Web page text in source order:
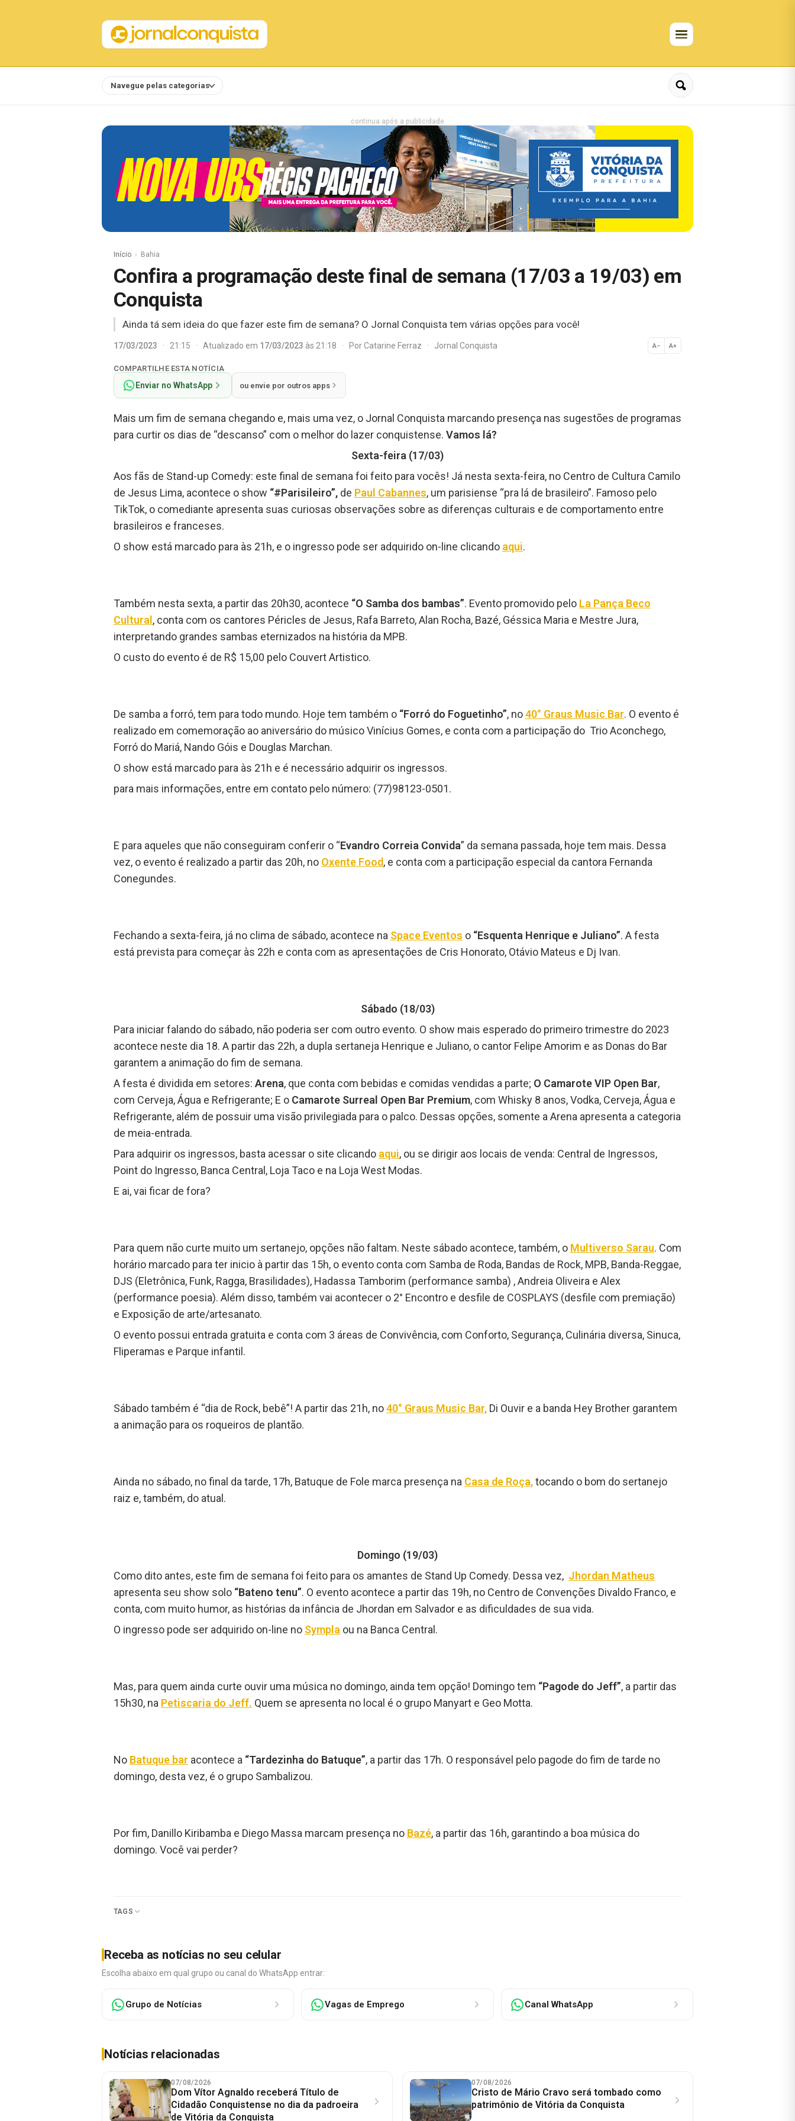
Navegue pelas categorias
continua após a publicidade
Início Bahia
Confira a programação deste final de semana (17/03 a 19/03) em
Conquista
Ainda tá sem ideia do que fazer este fim de semana? O Jornal Conquista tem várias opções para você!
17/03/2023 · 21:15 · Atualizado em 17/03/2023 às 21:18 · PorCatarine Ferraz · Jornal Conquista A− A+
Normal
COMPARTILHE ESTA NOTÍCIA
Enviar no WhatsApp ou envie por outros apps
Mais um fim de semana chegando e, mais uma vez, o Jornal Conquista marcando presença nas sugestões de programas
para curtir os dias de “descanso” com o melhor do lazer conquistense. Vamos lá?
Sexta-feira (17/03)
Aos fãs de Stand-up Comedy: este final de semana foi feito para vocês! Já nesta sexta-feira, no Centro de Cultura Camilo
de Jesus Lima, acontece o show “#Parisileiro”, de Paul Cabannes, um parisiense “pra lá de brasileiro”. Famoso pelo
TikTok, o comediante apresenta suas curiosas observações sobre as diferenças culturais e de comportamento entre
brasileiros e franceses.
O show está marcado para às 21h, e o ingresso pode ser adquirido on-line clicando aqui.
Também nesta sexta, a partir das 20h30, acontece “O Samba dos bambas”. Evento promovido pelo La Pança Beco
Cultural , conta com os cantores Péricles de Jesus, Rafa Barreto, Alan Rocha, Bazé, Géssica Maria e Mestre Jura,
interpretando grandes sambas eternizados na história da MPB.
O custo do evento é de R$ 15,00 pelo Couvert Artistico.
De samba a forró, tem para todo mundo. Hoje tem também o “Forró do Foguetinho”, no40° Graus Music Bar. O evento é
realizado em comemoração ao aniversário do músico Vinícius Gomes, e conta com a participação do Trio Aconchego,
Forró do Mariá, Nando Góis e Douglas Marchan.
O show está marcado para às 21h e é necessário adquirir os ingressos.
para mais informações, entre em contato pelo número: (77)98123-0501.
E para aqueles que não conseguiram conferir o “Evandro Correia Convida” da semana passada, hoje tem mais. Dessa
vez, o evento é realizado a partir das 20h, no Oxente Food, e conta com a participação especial da cantora Fernanda
Conegundes.
Fechando a sexta-feira, já no clima de sábado, acontece na Space Eventos o “Esquenta Henrique e Juliano”. A festa
está prevista para começar às 22h e conta com as apresentações de Cris Honorato, Otávio Mateus e Dj Ivan.
Sábado (18/03)
Para iniciar falando do sábado, não poderia ser com outro evento. O show mais esperado do primeiro trimestre do 2023
acontece neste dia 18. A partir das 22h, a dupla sertaneja Henrique e Juliano, o cantor Felipe Amorim e as Donas do Bar
garantem a animação do fim de semana.
A festa é dividida em setores: Arena, que conta com bebidas e comidas vendidas a parte; O Camarote VIP Open Bar,
com Cerveja, Água e Refrigerante; E o Camarote Surreal Open Bar Premium, com Whisky 8 anos, Vodka, Cerveja, Água e
Refrigerante, além de possuir uma visão privilegiada para o palco. Dessas opções, somente a Arena apresenta a categoria
de meia-entrada.
Para adquirir os ingressos, basta acessar o site clicando aqui, ou se dirigir aos locais de venda: Central de Ingressos,
Point do Ingresso, Banca Central, Loja Taco e na Loja West Modas.
E ai, vai ficar de fora?
Para quem não curte muito um sertanejo, opções não faltam. Neste sábado acontece, também, o Multiverso Sarau. Com
horário marcado para ter inicio à partir das 15h, o evento conta com Samba de Roda, Bandas de Rock, MPB, Banda-Reggae,
DJS (Eletrônica, Funk, Ragga, Brasilidades), Hadassa Tamborim (performance samba) , Andreia Oliveira e Alex
(performance poesia). Além disso, também vai acontecer o 2° Encontro e desfile de COSPLAYS (desfile com premiação)
e Exposição de arte/artesanato.
O evento possui entrada gratuita e conta com 3 áreas de Convivência, com Conforto, Segurança, Culinária diversa, Sinuca,
Fliperamas e Parque infantil.
Sábado também é “dia de Rock, bebê”! A partir das 21h, no40° Graus Music Bar, Di Ouvir e a banda Hey Brother garantem
a animação para os roqueiros de plantão.
Ainda no sábado, no final da tarde, 17h, Batuque de Fole marca presença na Casa de Roça,tocando o bom do sertanejo
raiz e, também, do atual.
Domingo (19/03)
Como dito antes, este fim de semana foi feito para os amantes de Stand Up Comedy. Dessa vez, Jhordan Matheus
apresenta seu show solo “Bateno tenu”. O evento acontece a partir das 19h, no Centro de Convenções Divaldo Franco, e
conta, com muito humor, as histórias da infância de Jhordan em Salvador e as dificuldades de sua vida.
O ingresso pode ser adquirido on-line no Sympla ou na Banca Central.
Mas, para quem ainda curte ouvir uma música no domingo, ainda tem opção! Domingo tem “Pagode do Jeff”, a partir das
15h30, na Petiscaria do Jeff. Quem se apresenta no local é o grupo Manyart e Geo Motta.
No Batuque bar acontece a “Tardezinha do Batuque”, a partir das 17h. O responsável pelo pagode do fim de tarde no
domingo, desta vez, é o grupo Sambalizou.
Por fim, Danillo Kiribamba e Diego Massa marcam presença no Bazé, a partir das 16h, garantindo a boa música do
domingo. Você vai perder?
TAGS
Receba as notícias no seu celular
Escolha abaixo em qual grupo ou canal do WhatsApp entrar:
Grupo de Notícias Vagas de Emprego Canal WhatsApp
Notícias relacionadas
07/08/2026
Dom Vítor Agnaldo receberá Título de
Cidadão Conquistense no dia da padroeira
de Vitória da Conquista
07/08/2026
Cristo de Mário Cravo será tombado como
patrimônio de Vitória da Conquista